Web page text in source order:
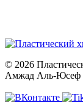
© 2026
Амжад Аль-Юсеф